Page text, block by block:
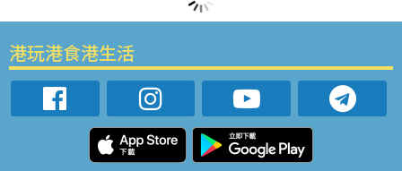
港玩港食港生活